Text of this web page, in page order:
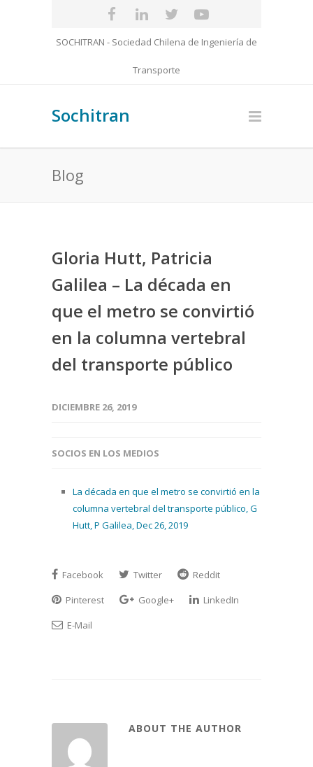
SOCHITRAN - Sociedad Chilena de Ingeniería de
Transporte
Sochitran
Blog
Gloria Hutt, Patricia
Galilea – La década en
que el metro se convirtió
en la columna vertebral
del transporte público
DICIEMBRE 26, 2019
SOCIOS EN LOS MEDIOS
La década en que el metro se convirtió en la
columna vertebral del transporte público, G
Hutt, P Galilea, Dec 26, 2019
Facebook Twitter
Reddit
Pinterest
Google+
LinkedIn
E-Mail
ABOUT THE AUTHOR